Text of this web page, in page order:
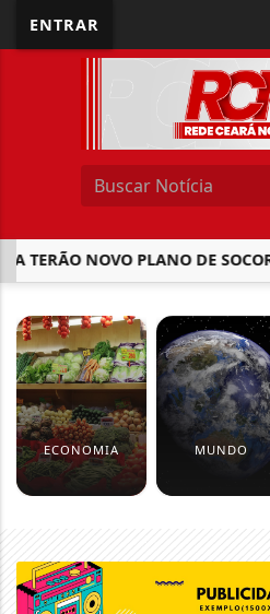
ENTRAR
NOVO PLANO DE SOCORRO
ECONOMIA MUNDO